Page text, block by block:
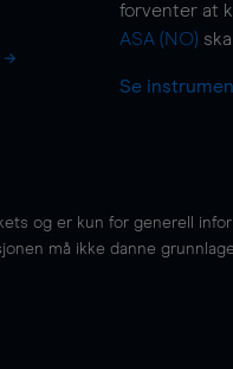
forventer at
ASA (NO) skal
Se
og er kun for generell
må ikke danne